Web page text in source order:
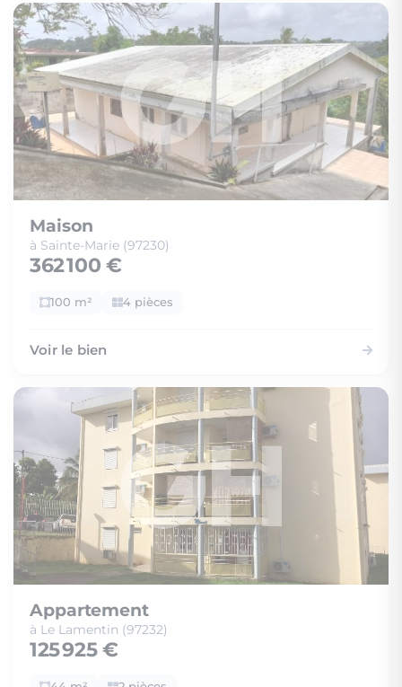
Maison
à Sainte-Marie (97230)
362 100 €
100 m² 4 pièces
Voir le bien
Appartement
à Le Lamentin (97232)
125 925 €